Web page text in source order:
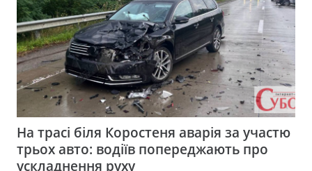
На трасі біля Коростеня аварія за участю
трьох авто: водіїв попереджають про
ускладнення руху